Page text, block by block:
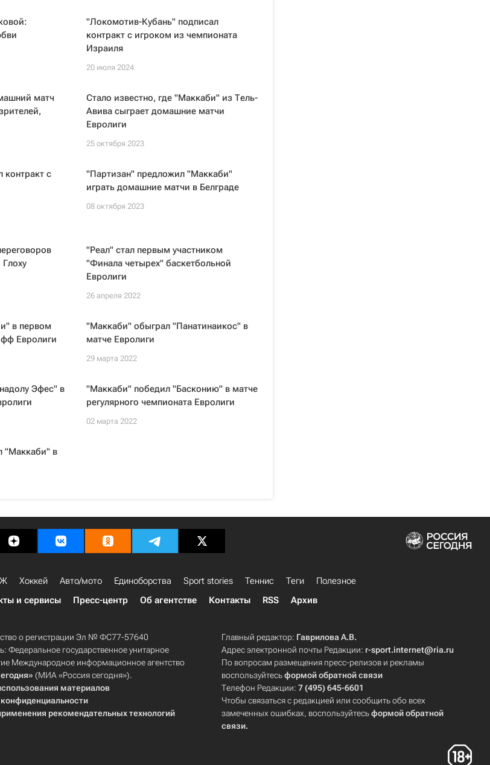
"Локомотив-Кубань" подписал
контракт с игроком из чемпионата
Израиля
20 июля 2024
матч
Стало известно, где "Маккаби" из Тель-
Авива сыграет домашние матчи
Евролиги
25 октября 2023
контракт с
"Партизан" предложил "Маккаби"
играть домашние матчи в Белграде
08 октября 2023
"Реал" стал первым участником
"Финала четырех" баскетбольной
Евролиги
26 апреля 2022
в первом
Евролиги
"Маккаби" обыграл "Панатинаикос" в
матче Евролиги
29 марта 2022
Эфес" в
"Маккаби" победил "Басконию" в матче
регулярного чемпионата Евролиги
02 марта 2022
"Маккаби" в
Хоккей Авто/мото Единоборства Sport stories Теннис Теги
Полезное
и сервисы Пресс-центр Об агентстве Контакты RSS Архив
о регистрации Эл № ФС77-57640
Федеральное государственное унитарное
Международное информационное агентство
(МИА «Россия сегодня»).
материалов
рекомендательных технологий
Главный редактор: Гаврилова А.В.
Адрес электронной почты Редакции: r-sport.internet@ria.ru
По вопросам размещения пресс-релизов и рекламы
воспользуйтесьформой обратной связи
Телефон Редакции:7 (495) 645-6601
Чтобы связаться с редакцией или сообщить обо всех
замеченных ошибках, воспользуйтесьформой обратной
связи.